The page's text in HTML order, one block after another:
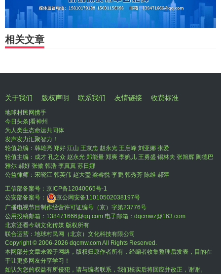
相关文章
关于我们 版权声明 联系我们 友情链接 收费标准
地球村民网携手
今日头条|看神州
为人类生态命运共同体
发声发力汇聚智力！
轮值总编：韩雄亮 郑好 江山 王京忠 赵永光 王启峰 刘亚娜 张爱
轮值主编：成才 孔之众 赵永光 郑能量 郑爽 李婉儿 王勇盛 锡林夫 张旭辉 陶德巴
雅尔 郝好 张傲 韩浩 李真真 苏日娜
公益律师：宋晓江 韩英伟 赵大瑩 梁睿悦 李鹏 韩秀芳 陈维 郝萍
工信部备案号： 京ICP备12040065号-1
公安部备案号：
京公网安备11010502038197号
广播电视节目制作经营许可证编号（京）字第23776号
公用投稿邮箱：138471666@qq.com 电子邮箱：dqcmwz@163.com
北京还看今朝文化传媒 版权所有
联合运营：地球村民网（北京）文化科技有限公司
Copyright © 2006-2026 dqcmw.com All Rights Reserved.
本网部分文章来源于网络，版权归原作者所有，经编者收集整理后发表，目的在
于让更多网友分享学习！
如认为您的权益有所侵犯，请与编者联系，我们核实后将回应并改正，谢谢。